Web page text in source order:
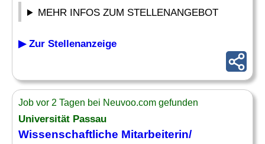
MEHR INFOS ZUM STELLENANGEBOT
▶ Zur Stellenanzeige
Job vor 2 Tagen bei Neuvoo.com gefunden
Universität Passau
Wissenschaftliche Mitarbeiterin/